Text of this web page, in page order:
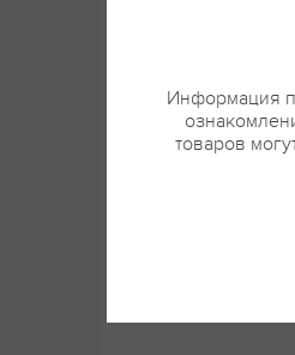
Информация
товаров